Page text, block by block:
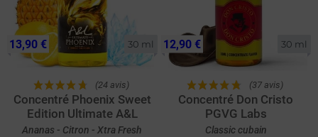
30 ml
(24 avis)
Concentré Phoenix Sweet
Edition Ultimate A&L
Ananas - Citron - Xtra Fresh
13,90 € 30 ml
(37 avis)
Concentré Don Cristo
PGVG Labs
Classic cubain
12,90 €